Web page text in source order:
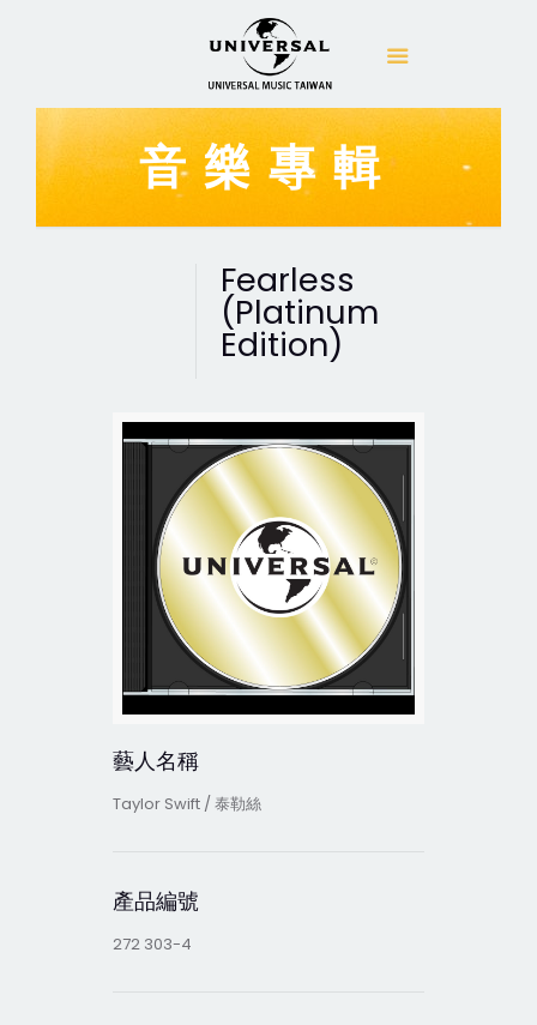
音樂專輯
Fearless
(Platinum
Edition)
藝人名稱
Taylor Swift / 泰勒絲
產品編號
272 303-4